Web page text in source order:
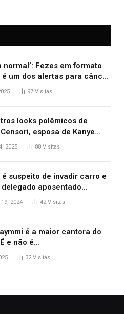
normal’: Fezes em formato
é um dos alertas para câncer
relembre fala de Preta Gil
97 Visitas
looks polêmicos de
esposa de Kanye
apareceu nua no Grammy
2025 88 Visitas
é suspeito de invadir carro e
aposentado
confusão no trânsito
2024 42Visitas
é a maior cantora do
e não é…
32Visitas